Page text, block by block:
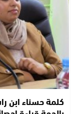
كلمة حسناء ابن